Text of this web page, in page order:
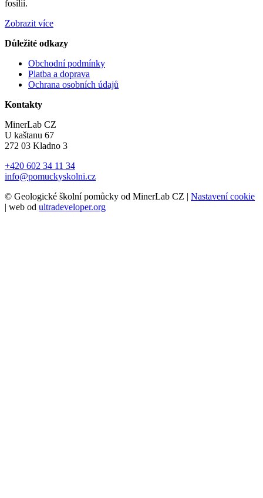
fosílií.
Zobrazit více
Důležité odkazy
Obchodní podmínky
Platba a doprava
Ochrana osobních údajů
Kontakty
MinerLab CZ
U kaštanu 67
272 03 Kladno 3
+420 602 34 11 34
info@pomuckyskolni.cz
© Geologické školní pomůcky od MinerLab CZ | Nastavení cookie
| web od ultradeveloper.org